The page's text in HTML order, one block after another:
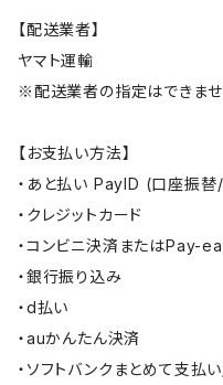
【配送業者】
ヤマト運輸
※配送業者の指定はできませ
【お支払い方法】
・あと払い PayID (口座振替
・クレジットカード
・コンビニ決済またはPay-
・銀行振り込み
・d払い
・auかんたん決済
・ソフトバンクまとめて支払